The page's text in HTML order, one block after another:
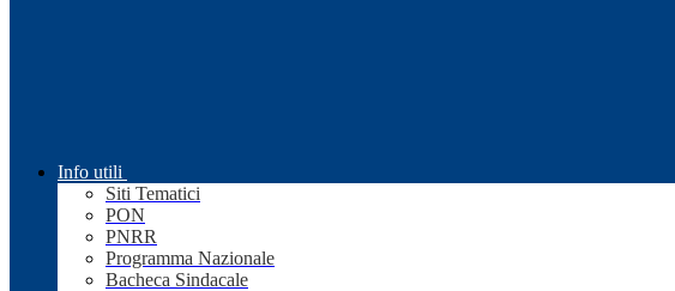
Info utili
Siti Tematici
PON
PNRR
Programma Nazionale
Bacheca Sindacale